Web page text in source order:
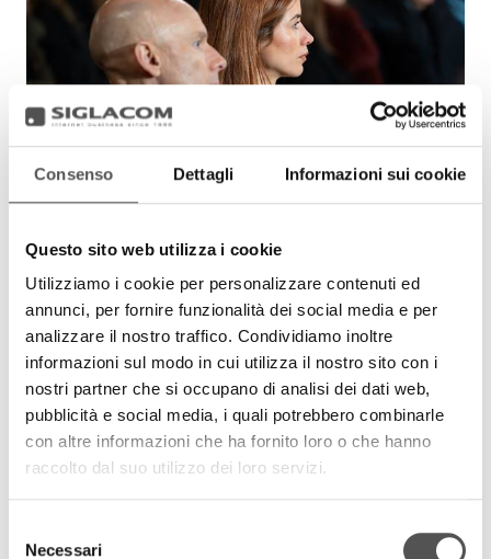
Consenso Dettagli Informazioni sui cookie
Questo sito web utilizza i cookie
Utilizziamo i cookie per personalizzare contenuti ed
annunci, per fornire funzionalità dei social media e per
analizzare il nostro traffico. Condividiamo inoltre
informazioni sul modo in cui utilizza il nostro sito con i
nostri partner che si occupano di analisi dei dati web,
pubblicità e social media, i quali potrebbero combinarle
con altre informazioni che ha fornito loro o che hanno
raccolto dal suo utilizzo dei loro servizi.
delNecessari